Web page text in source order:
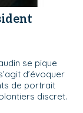
se pique
d’évoquer
de portrait
discret.